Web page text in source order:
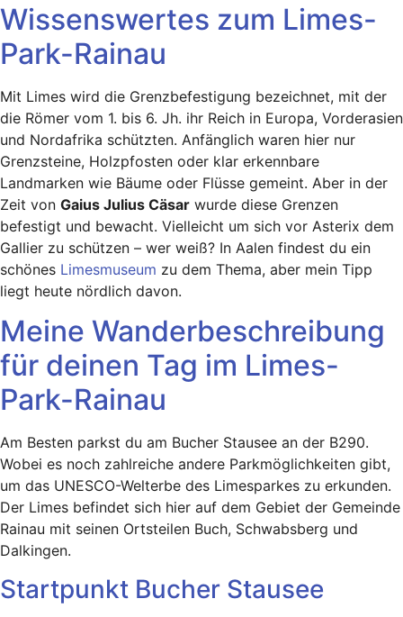
Wissenswertes zum Limes-
Park-Rainau
Mit Limes wird die Grenzbefestigung bezeichnet, mit der
die Römer vom 1. bis 6. Jh. ihr Reich in Europa, Vorderasien
und Nordafrika schützten. Anfänglich waren hier nur
Grenzsteine, Holzpfosten oder klar erkennbare
Landmarken wie Bäume oder Flüsse gemeint. Aber in der
Zeit von Gaius Julius Cäsar wurde diese Grenzen
befestigt und bewacht. Vielleicht um sich vor Asterix dem
Gallier zu schützen – wer weiß? In Aalen findest du ein
schönes Limesmuseum zu dem Thema, aber mein Tipp
liegt heute nördlich davon.
Meine Wanderbeschreibung
für deinen Tag im Limes-
Park-Rainau
Am Besten parkst du am Bucher Stausee an der B290.
Wobei es noch zahlreiche andere Parkmöglichkeiten gibt,
um das UNESCO-Welterbe des Limesparkes zu erkunden.
Der Limes befindet sich hier auf dem Gebiet der Gemeinde
Rainau mit seinen Ortsteilen Buch, Schwabsberg und
Dalkingen.
Startpunkt Bucher Stausee